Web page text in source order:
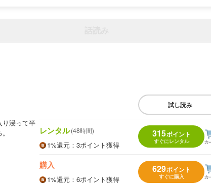
浸って半
試し読み
レンタル(48時間)
1%還元 ：3ポイント獲得
315ポイント
すぐにレンタル
購入
1%還元 ：6ポイント獲得
629ポイント
すぐに購入